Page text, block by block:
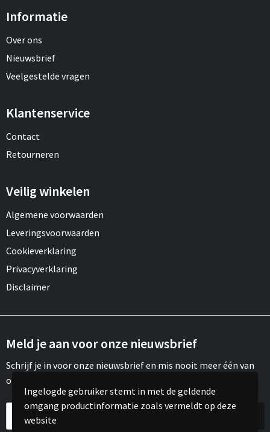
Informatie
Over ons
Nieuwsbrief
Veelgestelde vragen
Klantenservice
Contact
Retourneren
Veilig winkelen
Algemene voorwaarden
Leveringsvoorwaarden
Cookieverklaring
Privacyverklaring
Disclaimer
Meld je aan voor onze nieuwsbrief
Schrijf je in voor onze nieuwsbrief en mis nooit meer één van
onze leuke aanbiedingen of updates.
Ingelogde gebruiker stemt in met de geldende
omgang productinformatie zoals vermeldt op deze
website